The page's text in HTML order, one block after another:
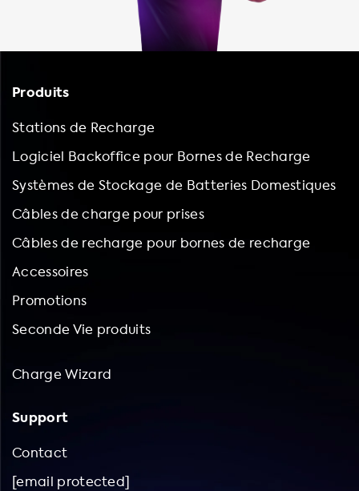
Produits
Stations de Recharge
Logiciel Backoffice pour Bornes de Recharge
Systèmes de Stockage de Batteries Domestiques
Câbles de charge pour prises
Câbles de recharge pour bornes de recharge
Accessoires
Promotions
Seconde Vie produits
Charge Wizard
Support
Contact
[email protected]